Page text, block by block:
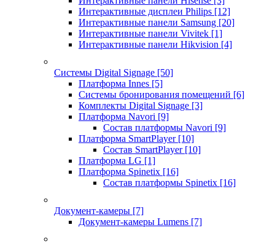
Интерактивные дисплеи Philips [12]
Интерактивные панели Samsung [20]
Интерактивные панели Vivitek [1]
Интерактивные панели Hikvision [4]
Системы Digital Signage [50]
Платформа Innes [5]
Системы бронирования помещений [6]
Комплекты Digital Signage [3]
Платформа Navori [9]
Состав платформы Navori [9]
Платформа SmartPlayer [10]
Состав SmartPlayer [10]
Платформа LG [1]
Платформа Spinetix [16]
Состав платформы Spinetix [16]
Документ-камеры [7]
Документ-камеры Lumens [7]